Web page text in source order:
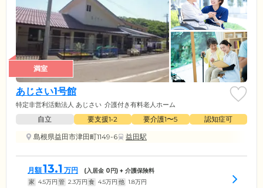
満室
あじさい1号館
特定非営利活動法人 あじさい 介護付き有料老人ホーム
自立 要支援1•2 要介護1〜5
認知症可
島根県益田市津田町1149-6
益田駅
月額13.1 万円 (入居金 0円) + 介護保険料
家 4.5万円 管 2.3万円 食 4.5万円 他 1.8万円